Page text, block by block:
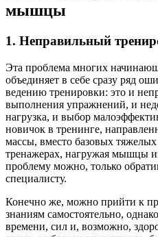
мышцы
1. Неправильный
Эта проблема многих
объединяет в себе сразу ряд
ведению тренировки: это и
выполнения упражнений, и
нагрузка, и выбор
новичок в тренинге,
массы, вместо базовых
тренажерах, нагружая мышцы
проблему можно, только
специалисту.
Конечно же, можно прийти к
знаниям самостоятельно,
времени, сил и, возможно,